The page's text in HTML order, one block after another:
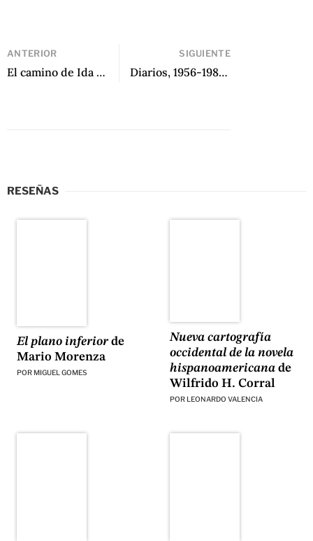
ANTERIOR
El camino de Ida de Ricardo Piglia
SIGUIENTE
Diarios, 1956-1985 de Jaime Gil de Biedma
RESEÑAS
El plano inferiorde
Mario Morenza
POR MIGUEL GOMES
Nueva cartografía
occidental de la novela
hispanoamericanade
Wilfrido H. Corral
POR LEONARDO VALENCIA